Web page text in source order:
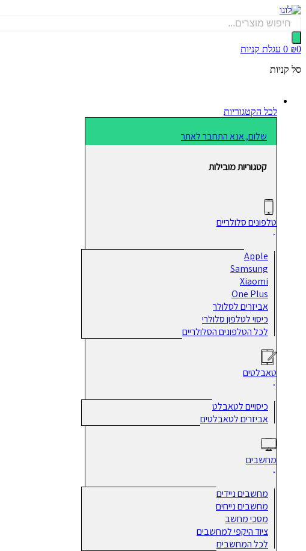
דלג
לתוכן
Products
search
₪0
0 עגלת קניות
סל קניות
לכל הקטגוריות
שלום, אנא התחבר לאתר
קטגוריות מובילות
טלפונים סלולריים
Apple
Samsung
Xiaomi
One Plus
אביזרים לסלולר
כיסוי לטלפון סלולרי
לכל הטלפונים הסלולריים
טאבלטים
כיסויים לטאבלט
אביזרים לטאבלטים
מחשבים
מחשבים ניידים
מחשבים נייחים
מסכי מחשב
ציוד היקפי למחשבים
לכל המחשבים